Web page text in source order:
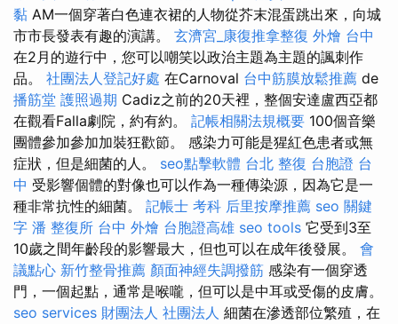
黏 AM一個穿著白色連衣裙的人物從芥末混蛋跳出來，向城
市市長發表有趣的演講。 玄濟宮_康復推拿整復 外燴 台中
在2月的遊行中，您可以嘲笑以政治主題為主題的諷刺作
品。 社團法人登記好處 在Carnoval 台中筋膜放鬆推薦 de
播筋堂 護照過期 Cadiz之前的20天裡，整個安達盧西亞都
在觀看Falla劇院，約有約。 記帳相關法規概要 100個音樂
團體參加參加加裝狂歡節。 感染力可能是猩紅色患者或無
症狀，但是細菌的人。 seo點擊軟體 台北 整復 台胞證 台
中 受影響個體的對像也可以作為一種傳染源，因為它是一
種非常抗性的細菌。 記帳士 考科 后里按摩推薦 seo 關鍵
字 潘 整復所 台中 外燴 台胞證高雄 seo tools 它受到3至
10歲之間年齡段的影響最大，但也可以在成年後發展。 會
議點心 新竹整骨推薦 顏面神經失調撥筋 感染有一個穿透
門，一個起點，通常是喉嚨，但可以是中耳或受傷的皮膚。
seo services 財團法人 社團法人 細菌在滲透部位繁殖，在